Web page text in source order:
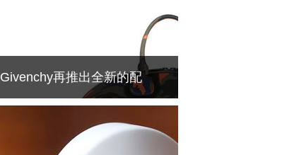
Givenchy再推出全新的配
FineBornChina之前报导过法国高端时装屋
Givenchy释出的2014 早春系列鞋履。近日，
在继该系列鞋履后，法国高端时装屋